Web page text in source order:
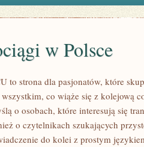
w Polsce
to strona dla pasjonatów, które
co wiąże się z kolejową
o osobach, które interesują się
o czytelnikach szukających
do kolei z prostym